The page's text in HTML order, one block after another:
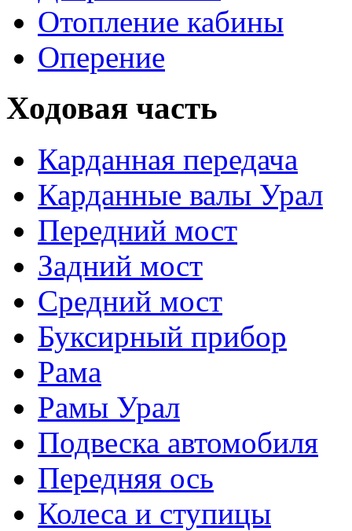
Отопление кабины
Оперение
Ходовая часть
Карданная передача
Карданные валы Урал
Передний мост
Задний мост
Средний мост
Буксирный прибор
Рама
Рамы Урал
Подвеска автомобиля
Передняя ось
Колеса и ступицы